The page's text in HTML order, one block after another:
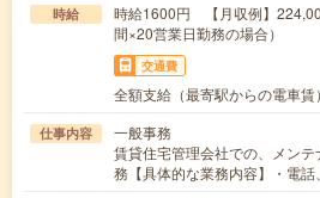
時給
時給1600円 【月収例】
間×20営業日勤務の場合）
交通費
全額支給（最寄駅からの電車賃）
仕事内容
一般事務
賃貸住宅管理会社での、メン
務【具体的な業務内容】・電